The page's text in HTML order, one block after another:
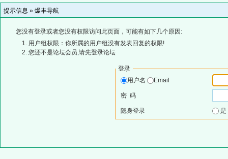
提示信息 » 爆丰导航
您没有登录或者您没有权限访问此页面，可能有如下几个原因:
用户组权限：你所属的用户组没有发表回复的权限!
您还不是论坛会员,请先登录论坛
登录
用户名
Email
密 码
隐身登录